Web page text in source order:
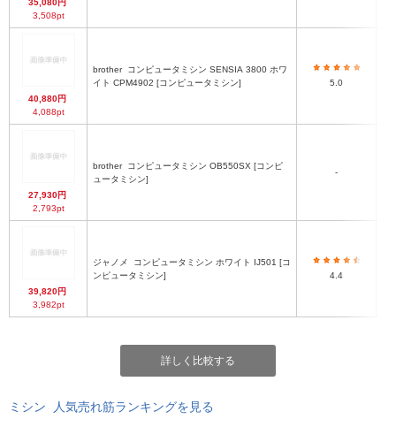
35,080円
3,508pt
40,880円
4,088pt
brother
イト CPM4902 [コンピュータミシン]
5.0
27,930円
2,793pt
brother
ュータミシン]
-
39,820円
3,982pt
ジャノメ
ンピュータミシン]
4.4
詳しく比較する
ミシン 人気売れ筋ランキングを見る